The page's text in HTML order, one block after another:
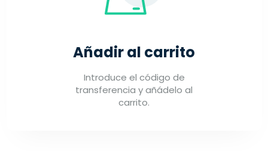
Añadir al carrito
Introduce el código de
transferencia y añádelo al
carrito.